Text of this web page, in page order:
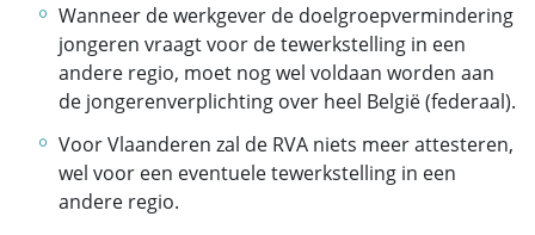
Wanneer de werkgever de doelgroepvermindering
jongeren vraagt voor de tewerkstelling in een
andere regio, moet nog wel voldaan worden aan
de jongerenverplichting over heel België (federaal).
Voor Vlaanderen zal de RVA niets meer attesteren,
wel voor een eventuele tewerkstelling in een
andere regio.